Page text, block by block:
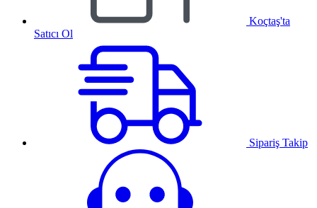
Koçtaş'ta
Satıcı Ol
Sipariş Takip